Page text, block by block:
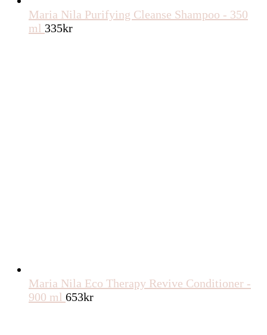
Maria Nila Purifying Cleanse Shampoo - 350
ml 335kr
Maria Nila Eco Therapy Revive Conditioner -
900 ml 653kr